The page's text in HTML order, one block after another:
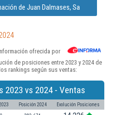
de Juan Dalmases, Sa
ofrecida por
de posiciones entre 2023 y 2024 de
rankings según sus ventas:
2023 vs 2024 - Ventas
Posición 2024 Evolución Posiciones